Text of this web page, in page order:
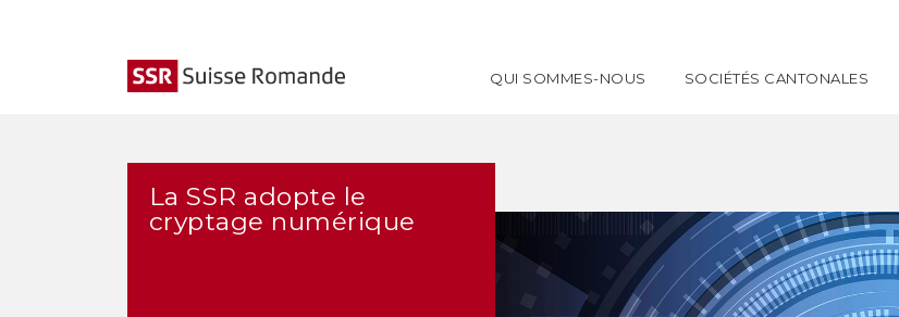
QUI SOMMES-NOUS SOCIÉTÉS CANTONALES
La SSR adopte le
cryptage numérique